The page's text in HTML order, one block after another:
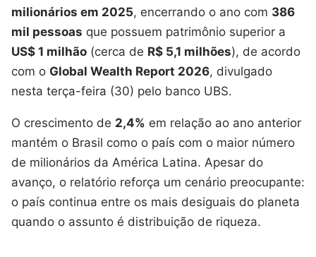
milionários em 2025, encerrando o ano com 386
mil pessoas que possuem patrimônio superior a
US$ 1 milhão (cerca de R$ 5,1 milhões), de acordo
com o Global Wealth Report 2026, divulgado
nesta terça-feira (30) pelo banco UBS.
O crescimento de 2,4% em relação ao ano anterior
mantém o Brasil como o país com o maior número
de milionários da América Latina. Apesar do
avanço, o relatório reforça um cenário preocupante:
o país continua entre os mais desiguais do planeta
quando o assunto é distribuição de riqueza.